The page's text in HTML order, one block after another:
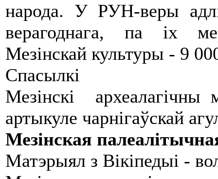
народа. У РУН-веры
верагоднага, па іх
Мезінскай культуры - 9
Спасылкі
Мезінскі
артыкуле чарнігаўскай
Мезінская
Матэрыял з Вікіпедыі -